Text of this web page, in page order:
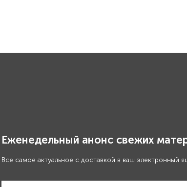
Еженедельный анонс свежих
Все самое актуальное с доставкой в ваш электронный